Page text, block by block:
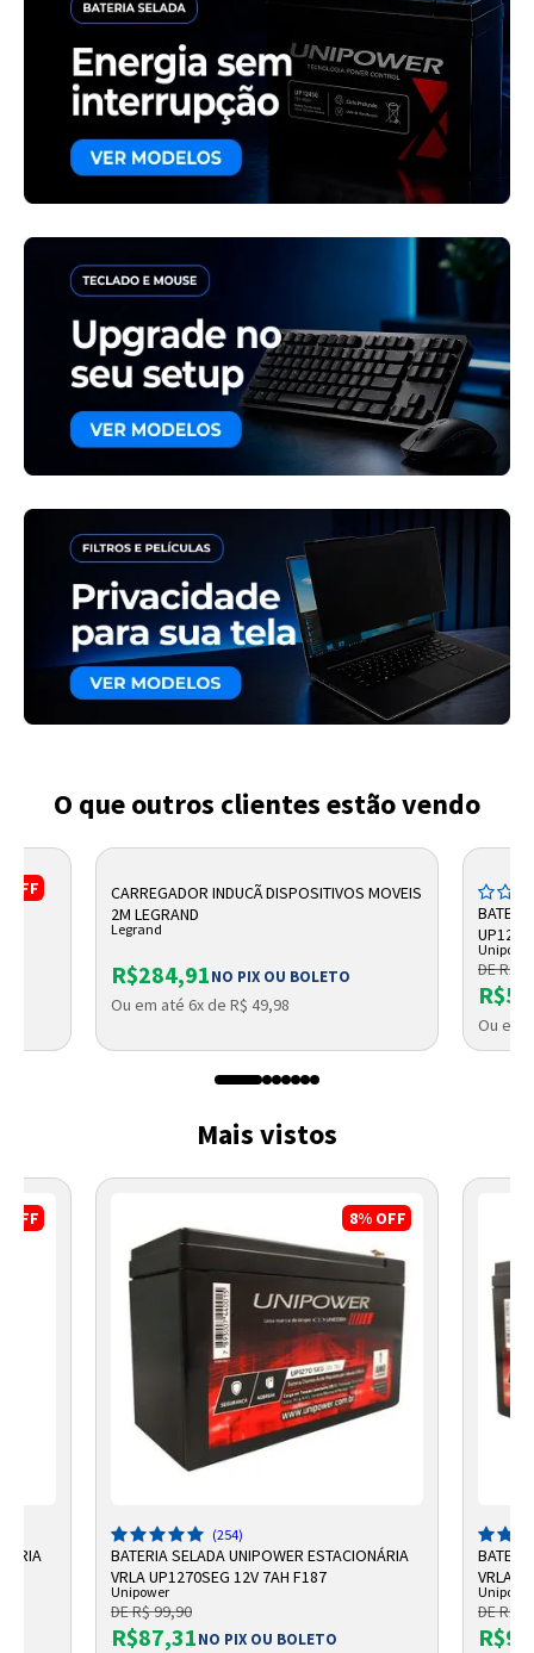
O que outros clientes estão vendo
OFF
CARREGADOR INDUCÃ DISPOSITIVOS MOVEIS
2M LEGRAND
Legrand
R$284,91NO PIX OU BOLETO
Ou em até 6x de R$ 49,98
UP1245
DE R$
Ou em
Mais vistos
OFF 8% OFF
(254)
BATERIA SELADA UNIPOWER ESTACIONÁRIA
VRLA UP1270SEG 12V 7AH F187
Unipower
DE R$ 99,90
R$87,31NO PIX OU BOLETO
VRLA
DE R$